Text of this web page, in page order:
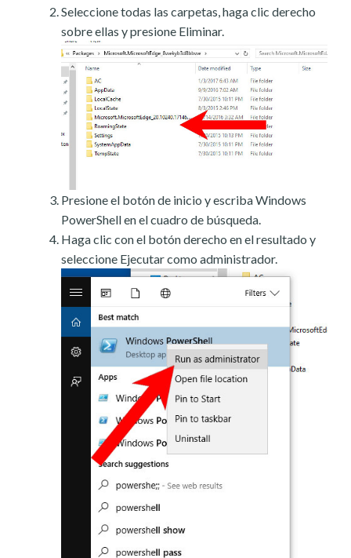
Seleccione todas las carpetas, haga clic derecho
sobre ellas y presione Eliminar.
Presione el botón de inicio y escriba Windows
PowerShell en el cuadro de búsqueda.
Haga clic con el botón derecho en el resultado y
seleccione Ejecutar como administrador.